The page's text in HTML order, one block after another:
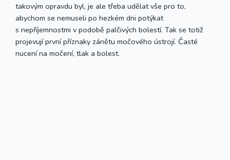
takovým opravdu byl, je ale třeba udělat vše pro to,
abychom se nemuseli po hezkém dni potýkat
s nepříjemnostmi v podobě palčivých bolestí. Tak se totiž
projevují první příznaky zánětu močového ústrojí. Časté
nucení na močení, tlak a bolest.